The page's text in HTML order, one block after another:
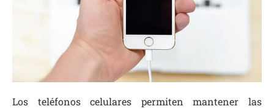
Los teléfonos celulares permiten mantener las